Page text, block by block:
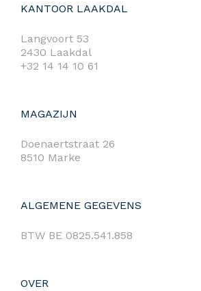
KANTOOR LAAKDAL
Langvoort 53
2430 Laakdal
+32 14 14 10 61
MAGAZIJN
Doenaertstraat 26
8510 Marke
ALGEMENE GEGEVENS
BTW BE 0825.541.858
OVER